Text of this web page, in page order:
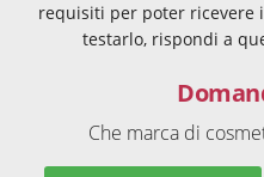
requisiti per poter ricevere
testarlo, rispondi a
Che marca di